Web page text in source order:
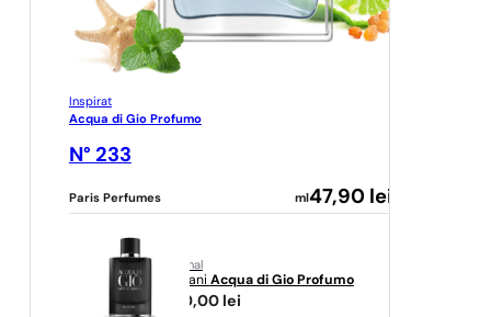
Inspirat
Acqua di Gio Profumo
N° 233
Paris Perfumes ml 47,90 lei
original
Armani Acqua di Gio Profumo
430,00 lei